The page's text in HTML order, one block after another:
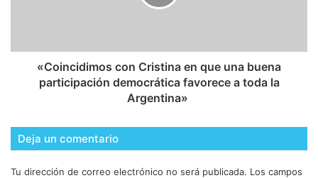
​«Coincidimos con Cristina en que una buena
participación democrática favorece a toda la
Argentina»
Deja un comentario
Tu dirección de correo electrónico no será publicada. Los campos